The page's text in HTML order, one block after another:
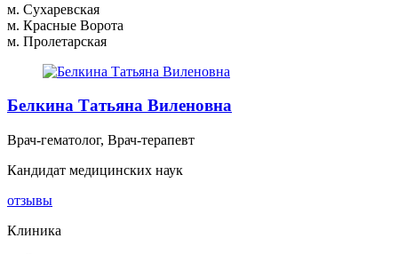
м. Сухаревская
м. Красные Ворота
м. Пролетарская
Белкина Татьяна Виленовна
Врач-гематолог, Врач-терапевт
Кандидат медицинских наук
отзывы
Клиника